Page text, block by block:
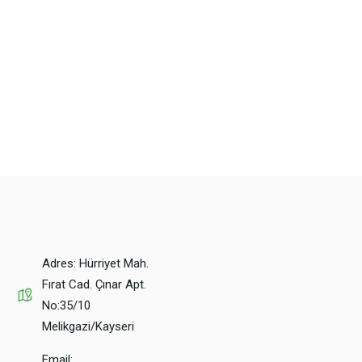
Adres: Hürriyet Mah.
Fırat Cad. Çınar Apt.
No:35/10
Melikgazi/Kayseri